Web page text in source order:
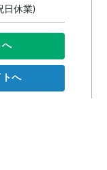
日休業)
へ
トへ